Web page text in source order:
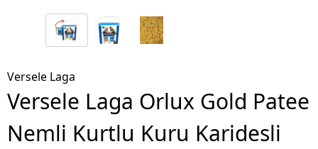
Versele Laga
Versele Laga Orlux Gold Patee
Nemli Kurtlu Kuru Karidesli